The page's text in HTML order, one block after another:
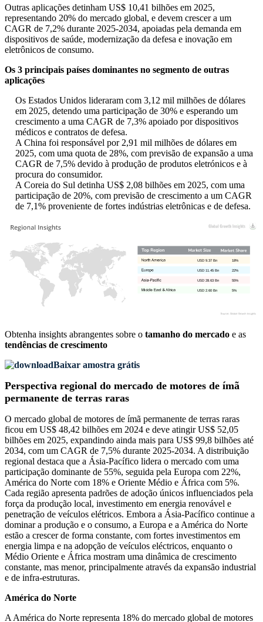
Outras aplicações detinham US$ 10,41 bilhões em 2025,
representando 20% do mercado global, e devem crescer a um
CAGR de 7,2% durante 2025-2034, apoiadas pela demanda em
dispositivos de saúde, modernização da defesa e inovação em
eletrônicos de consumo.
Os 3 principais países dominantes no segmento de outras
aplicações
Os Estados Unidos lideraram com 3,12 mil milhões de dólares
em 2025, detendo uma participação de 30% e esperando um
crescimento a uma CAGR de 7,3% apoiado por dispositivos
médicos e contratos de defesa.
A China foi responsável por 2,91 mil milhões de dólares em
2025, com uma quota de 28%, com previsão de expansão a uma
CAGR de 7,5% devido à produção de produtos eletrónicos e à
procura do consumidor.
A Coreia do Sul detinha US$ 2,08 bilhões em 2025, com uma
participação de 20%, com previsão de crescimento a um CAGR
de 7,1% proveniente de fortes indústrias eletrônicas e de defesa.
5%
USD 2.60 Bn
55%
USD 28.63 Bn
22%
USD 11.45 Bn
18%
USD 9.37 Bn
Obtenha insights abrangentes sobre o tamanho do mercado e as
tendências de crescimento
Baixar amostra grátis
Perspectiva regional do mercado de motores de ímã
permanente de terras raras
O mercado global de motores de ímã permanente de terras raras
ficou em US$ 48,42 bilhões em 2024 e deve atingir US$ 52,05
bilhões em 2025, expandindo ainda mais para US$ 99,8 bilhões até
2034, com um CAGR de 7,5% durante 2025-2034. A distribuição
regional destaca que a Ásia-Pacífico lidera o mercado com uma
participação dominante de 55%, seguida pela Europa com 22%,
América do Norte com 18% e Oriente Médio e África com 5%.
Cada região apresenta padrões de adoção únicos influenciados pela
força da produção local, investimento em energia renovável e
penetração de veículos elétricos. Embora a Ásia-Pacífico continue a
dominar a produção e o consumo, a Europa e a América do Norte
estão a crescer de forma constante, com fortes investimentos em
energia limpa e na adopção de veículos eléctricos, enquanto o
Médio Oriente e África mostram uma dinâmica de crescimento
constante, mas menor, principalmente através da expansão industrial
e de infra-estruturas.
América do Norte
A América do Norte representa 18% do mercado global de motores